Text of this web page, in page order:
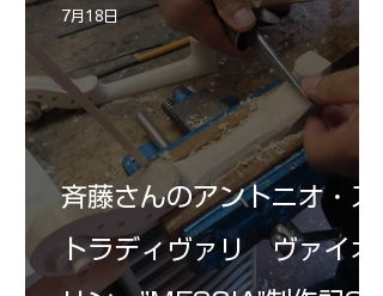
斉藤さんのアントニオ・ス
トラディヴァリ ヴァイオ
7月18日